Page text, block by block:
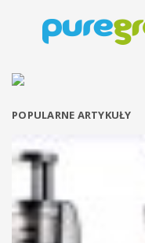
POPULARNE ARTYKUŁY